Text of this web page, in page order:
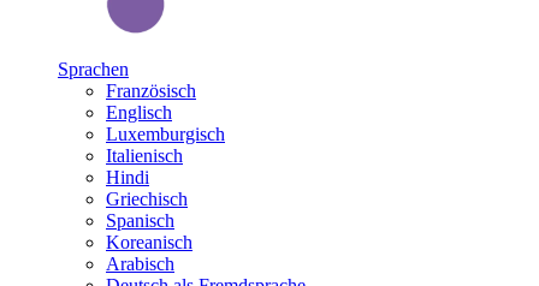
Sprachen
Französisch
Englisch
Luxemburgisch
Italienisch
Hindi
Griechisch
Spanisch
Koreanisch
Arabisch